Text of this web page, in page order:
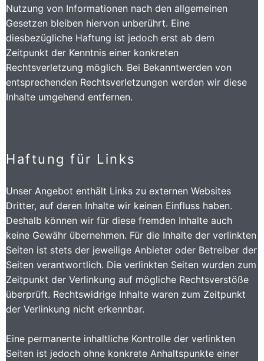
Nutzung von Informationen nach den allgemeinen
Gesetzen bleiben hiervon unberührt. Eine
diesbezügliche Haftung ist jedoch erst ab dem
Zeitpunkt der Kenntnis einer konkreten
Rechtsverletzung möglich. Bei Bekanntwerden von
entsprechenden Rechtsverletzungen werden wir diese
Inhalte umgehend entfernen.
Haftung für Links
Unser Angebot enthält Links zu externen Websites
Dritter, auf deren Inhalte wir keinen Einfluss haben.
Deshalb können wir für diese fremden Inhalte auch
keine Gewähr übernehmen. Für die Inhalte der verlinkten
Seiten ist stets der jeweilige Anbieter oder Betreiber der
Seiten verantwortlich. Die verlinkten Seiten wurden zum
Zeitpunkt der Verlinkung auf mögliche Rechtsverstöße
überprüft. Rechtswidrige Inhalte waren zum Zeitpunkt
der Verlinkung nicht erkennbar.
Eine permanente inhaltliche Kontrolle der verlinkten
Seiten ist jedoch ohne konkrete Anhaltspunkte einer